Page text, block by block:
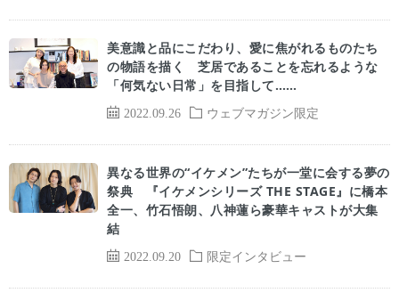
2022.09.26 ウェブマガジン限定
美意識と品にこだわり、愛に焦がれるものたち
の物語を描く 芝居であることを忘れるような
「何気ない日常」を目指して……
2022.09.20 限定インタビュー
異なる世界の“イケメン”たちが一堂に会する夢の
祭典 『イケメンシリーズ THE STAGE』に橋本
全一、竹石悟朗、八神蓮ら豪華キャストが大集
結